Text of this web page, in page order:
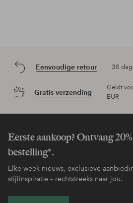
Eenvoudige retour 30
Gratis verzending
Geldt
EUR
Eerste aankoop? Ontvang
bestelling*.
Elke week nieuws, exclusieve
stijlinspiratie – rechtstreeks naar jou.